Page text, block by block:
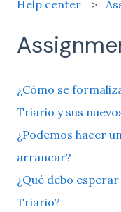
Help center
¿Cómo se
Triario y sus
¿Podemos hacer
arrancar?
¿Qué debo
Triario?